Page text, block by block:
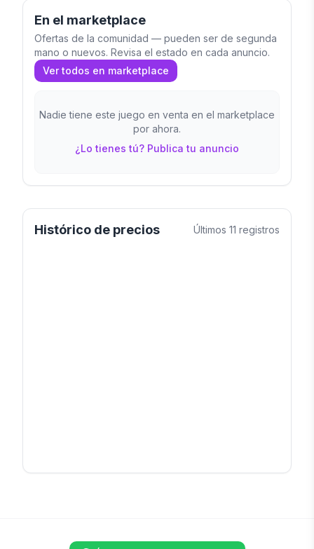
En el marketplace
Ofertas de la comunidad — pueden ser de segunda
mano o nuevos. Revisa el estado en cada anuncio.
Ver todos en marketplace
Nadie tiene este juego en venta en el marketplace
por ahora.
¿Lo tienes tú? Publica tu anuncio
Histórico de precios Últimos 11 registros